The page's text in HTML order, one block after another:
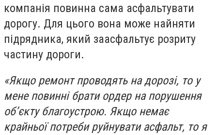
компанія повинна сама асфальтувати
дорогу. Для цього вона може найняти
підрядника, який заасфальтує розриту
частину дороги.
«Якщо ремонт проводять на дорозі, то у
мене повинні брати ордер на порушення
об’єкту благоустрою. Якщо немає
крайньої потреби руйнувати асфальт, то я